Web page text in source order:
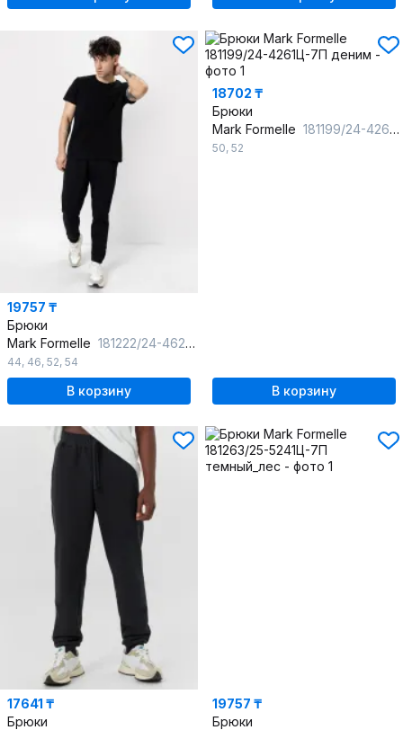
19757 ₸
Брюки
Mark Formelle 181222/24-4628Ц-7П черный
44, 46, 52, 54
В корзину
18702 ₸
Брюки
Mark Formelle 181199/24-4261Ц-7П деним
50, 52
В корзину
17641 ₸
Брюки
19757 ₸
Брюки